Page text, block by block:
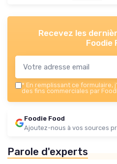
Recevez les
Foodie
* En remplissant ce formulaire,
des fins commerciales par
Foodie Food
Ajoutez-nous à vos sources
Parole d'experts